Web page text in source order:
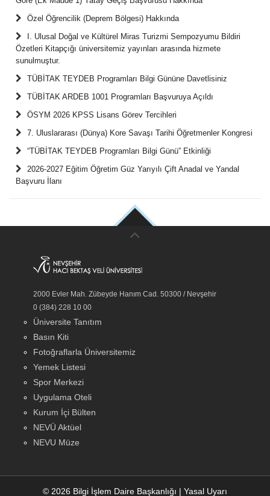
Özel Öğrencilik (Deprem Bölgesi) Hakkında
I. Ulusal Doğal ve Kültürel Miras Turizmi Sempozyumu Bildiri
Özetleri Kitapçığı üniversitemiz yayınları arasında hizmete
sunulmuştur.
TÜBİTAK TEYDEB Programları Bilgi Gününe Davetlisiniz
TÜBİTAK ARDEB 1001 Programları Başvuruya Açıldı
ÖSYM 2026 KPSS Lisans Görev Tercihleri
7. Uluslararası (Dünya) Kore Savaşı Tarihi Öğretmenler Kongresi
“TÜBİTAK TEYDEB Programları Bilgi Günü” Etkinliği
2026-2027 Eğitim Öğretim Güz Yarıyılı Çift Anadal ve Yandal
Başvuru İlanı
2000 Evler Mah. Zübeyde Hanım Cad. 50300 / Nevşehir
0 (384) 228 10 00
Üniversite Tanıtım
Basın Kiti
Fotoğraflarla Üniversitemiz
Yemek Listesi
Spor Merkezi
Uygulama Oteli
Kurum İçi Bülten
NEVÜ Aktüel
NEVU Müze
© 2026 Bilgi İşlem Daire Başkanlığı | Yasal Uyarı